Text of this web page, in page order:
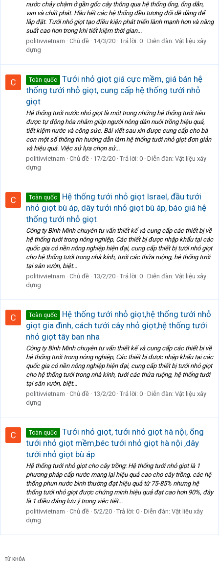
nước chảy chậm ở gần gốc cây thông qua hệ thống ống, ống dẫn,
van và chất phát. Hầu hết các hệ thống đều tương đối dễ dàng để
lắp đặt. Tưới nhỏ giọt tạo điều kiện phát triển lành mạnh hơn và năng
suất cao hơn trong khi tiết kiệm thời gian...
politivvietnam
Chủ đề 14/3/20 Trả lời: 0 Diễn đàn: Vật liệu xây
dựng
Toàn quốc
Tưới nhỏ giọt giá cực mềm, giá bán hệ
thống tưới nhỏ giọt, cung cấp hệ thống tưới nhỏ
giọt
Hệ thống tưới nước nhỏ giọt là một trong những hệ thống tưới tiêu
được tự động hóa nhằm giúp người nông dân nuôi trồng hiệu quả,
tiết kiệm nước và công sức. Bài viết sau xin được cung cấp cho bà
con một số thông tin hướng dẫn làm hệ thống tưới nhỏ giọt đơn giản
và hiệu quá. Việc sử lựa chọn sử...
politivvietnam
Chủ đề 17/2/20 Trả lời: 0 Diễn đàn: Vật liệu xây
dựng
Toàn quốc
Hệ thống tưới nhỏ giọt Israel, đầu tưới
nhỏ giọt bù áp, dây tưới nhỏ giọt bù áp, báo giá hệ
thống tưới nhỏ giọt
Công ty Bình Minh chuyên tư vấn thiết kế và cung cấp các thiết bị về
hệ thống tưới trong nông nghiệp, Các thiết bị được nhập khẩu tại các
quốc gia có nền nông nghiệp hiện đại, cung cấp thiết bị tưới nhỏ giọt
cho hệ thống tưới trong nhà kính, tưới các thửa ruộng, hệ thống tưới
tại sân vườn, biệt...
politivvietnam
Chủ đề 13/2/20 Trả lời: 0 Diễn đàn: Vật liệu xây
dựng
Toàn quốc
Hệ thống tưới nhỏ giọt,hệ thống tưới nhỏ
giọt gia đình, cách tưới cây nhỏ giọt,hệ thống tưới
nhỏ giọt tây ban nha
Công ty Bình Minh chuyên tư vấn thiết kế và cung cấp các thiết bị về
hệ thống tưới trong nông nghiệp, Các thiết bị được nhập khẩu tại các
quốc gia có nền nông nghiệp hiện đại, cung cấp thiết bị tưới nhỏ giọt
cho hệ thống tưới trong nhà kính, tưới các thửa ruộng, hệ thống tưới
tại sân vườn, biệt...
politivvietnam
Chủ đề 13/2/20 Trả lời: 0 Diễn đàn: Vật liệu xây
dựng
Toàn quốc
Tưới nhỏ giọt, tưới nhỏ giọt hà nội, ống
tưới nhỏ giọt mềm,béc tưới nhỏ giọt hà nội ,dây
tưới nhỏ giọt bù áp
Hệ thống tưới nhỏ giọt cho cây trồng: Hệ thống tưới nhỏ giọt là 1
phương pháp cấp nước mang lại hiệu quả cao cho cây trồng. các hệ
thống phun nước bình thường đạt hiệu quả từ 75-85% nhưng hệ
thống tưới nhỏ giọt được chứng minh hiệu quả đạt cao hơn 90%, đây
là 1 điều đáng lưu ý trong việc tiết...
politivvietnam
Chủ đề 5/2/20 Trả lời: 0 Diễn đàn: Vật liệu xây
dựng
TỪ KHÓA